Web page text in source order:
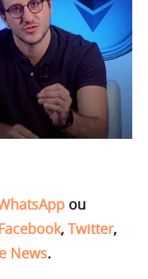
ou
, Twitter,
News.